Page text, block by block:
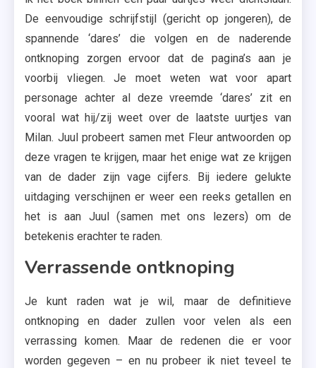
De eenvoudige schrijfstijl (gericht op jongeren), de
spannende ‘dares’ die volgen en de naderende
ontknoping zorgen ervoor dat de pagina’s aan je
voorbij vliegen. Je moet weten wat voor apart
personage achter al deze vreemde ‘dares’ zit en
vooral wat hij/zij weet over de laatste uurtjes van
Milan. Juul probeert samen met Fleur antwoorden op
deze vragen te krijgen, maar het enige wat ze krijgen
van de dader zijn vage cijfers. Bij iedere gelukte
uitdaging verschijnen er weer een reeks getallen en
het is aan Juul (samen met ons lezers) om de
betekenis erachter te raden.
Verrassende ontknoping
Je kunt raden wat je wil, maar de definitieve
ontknoping en dader zullen voor velen als een
verrassing komen. Maar de redenen die er voor
worden gegeven – en nu probeer ik niet teveel te